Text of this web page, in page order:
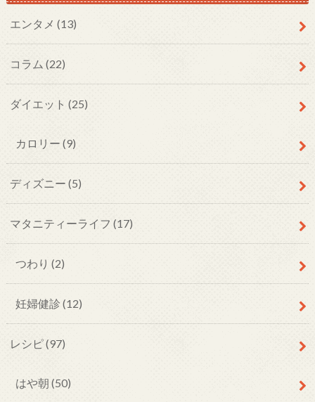
エンタメ (13)
コラム (22)
ダイエット (25)
カロリー (9)
ディズニー (5)
マタニティーライフ (17)
つわり (2)
妊婦健診 (12)
レシピ(97)
はや朝 (50)